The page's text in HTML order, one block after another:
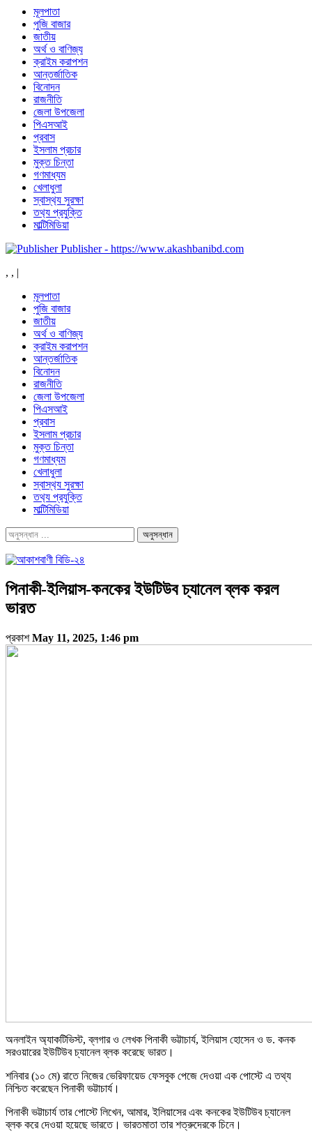
মূলপাতা
পুজি বাজার
জাতীয়
অর্থ ও বাণিজ্য
ক্রাইম করাপশন
আন্তর্জাতিক
বিনোদন
রাজনীতি
জেলা উপজেলা
পিএসআই
প্রবাস
ইসলাম প্রচার
মুক্ত চিন্তা
গণমাধ্যম
খেলাধুলা
স্বাস্থ‍্য সুরক্ষা
তথ‍্য প্রযুক্তি
মাল্টিমিডিয়া
Publisher - https://www.akashbanibd.com
, , |
মূলপাতা
পুজি বাজার
জাতীয়
অর্থ ও বাণিজ্য
ক্রাইম করাপশন
আন্তর্জাতিক
বিনোদন
রাজনীতি
জেলা উপজেলা
পিএসআই
প্রবাস
ইসলাম প্রচার
মুক্ত চিন্তা
গণমাধ্যম
খেলাধুলা
স্বাস্থ‍্য সুরক্ষা
তথ‍্য প্রযুক্তি
মাল্টিমিডিয়া
পিনাকী-ইলিয়াস-কনকের ইউটিউব চ্যানেল ব্লক করল
ভারত
প্রকাশMay 11, 2025, 1:46 pm
অনলাইন অ্যাকটিভিস্ট, ব্লগার ও লেখক পিনাকী ভট্টাচার্য, ইলিয়াস হোসেন ও ড. কনক
সরওয়ারের ইউটিউব চ্যানেল ব্লক করেছে ভারত।
শনিবার (১০ মে) রাতে নিজের ভেরিফায়েড ফেসবুক পেজে দেওয়া এক পোস্টে এ তথ্য
নিশ্চিত করেছেন পিনাকী ভট্টাচার্য।
পিনাকী ভট্টাচার্য তার পোস্টে লিখেন, আমার, ইলিয়াসের এবং কনকের ইউটিউব চ্যানেল
ব্লক করে দেওয়া হয়েছে ভারতে। ভারতমাতা তার শত্রুদেরকে চিনে।